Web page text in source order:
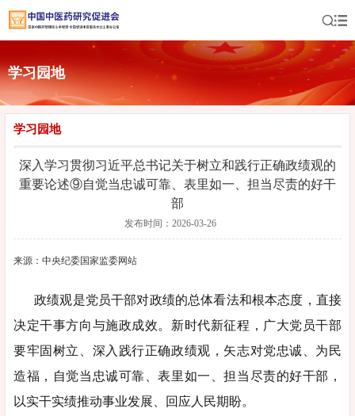
学习园地
学习园地
深入学习贯彻习近平总书记关于树立和践行正确政绩观的
重要论述⑨自觉当忠诚可靠、表里如一、担当尽责的好干
部
发布时间：2026-03-26
来源：中央纪委国家监委网站
政绩观是党员干部对政绩的总体看法和根本态度，直接
决定干事方向与施政成效。新时代新征程，广大党员干部
要牢固树立、深入践行正确政绩观，矢志对党忠诚、为民
造福，自觉当忠诚可靠、表里如一、担当尽责的好干部，
以实干实绩推动事业发展、回应人民期盼。